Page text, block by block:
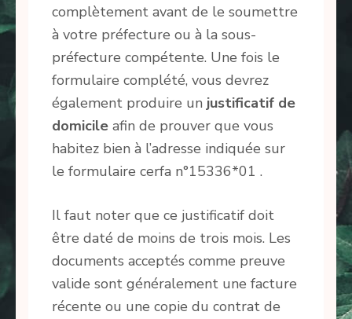
complètement avant de le soumettre
à votre préfecture ou à la sous-
préfecture compétente. Une fois le
formulaire complété, vous devrez
également produire un justificatif de
domicile afin de prouver que vous
habitez bien à l’adresse indiquée sur
le formulaire cerfa n°15336*01 .
Il faut noter que ce justificatif doit
être daté de moins de trois mois. Les
documents acceptés comme preuve
valide sont généralement une facture
récente ou une copie du contrat de